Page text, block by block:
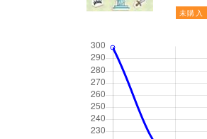
未購入